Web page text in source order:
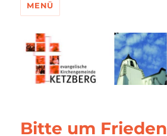
MENÜ
Bitte um Frieden